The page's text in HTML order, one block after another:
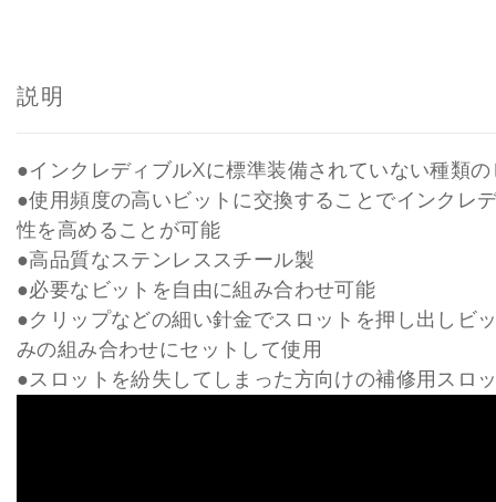
説明
●インクレディブルXに標準装備されていない種類
●使用頻度の高いビットに交換することでインクレ
性を高めることが可能
●高品質なステンレススチール製
●必要なビットを自由に組み合わせ可能
●クリップなどの細い針金でスロットを押し出しビ
みの組み合わせにセットして使用
●スロットを紛失してしまった方向けの補修用スロ